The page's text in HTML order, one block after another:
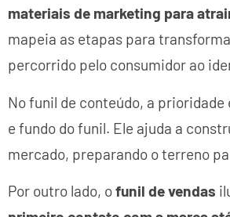
materiais de marketing para
mapeia as etapas para
percorrido pelo consumidor ao
No funil de conteúdo, a
e fundo do funil. Ele ajuda a
mercado, preparando o terreno
Por outro lado, ofunil de vendas